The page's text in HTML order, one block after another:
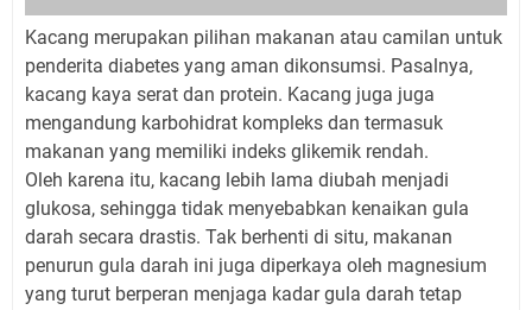
Kacang merupakan pilihan makanan atau camilan untuk
penderita diabetes yang aman dikonsumsi. Pasalnya,
kacang kaya serat dan protein. Kacang juga juga
mengandung karbohidrat kompleks dan termasuk
makanan yang memiliki indeks glikemik rendah.
Oleh karena itu, kacang lebih lama diubah menjadi
glukosa, sehingga tidak menyebabkan kenaikan gula
darah secara drastis. Tak berhenti di situ, makanan
penurun gula darah ini juga diperkaya oleh magnesium
yang turut berperan menjaga kadar gula darah tetap